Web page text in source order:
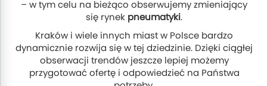
– w tym celu na bieżąco obserwujemy zmieniający
się rynek pneumatyki.
Kraków i wiele innych miast w Polsce bardzo
dynamicznie rozwija się w tej dziedzinie. Dzięki ciągłej
obserwacji trendów jeszcze lepiej możemy
przygotować ofertę i odpowiedzieć na Państwa